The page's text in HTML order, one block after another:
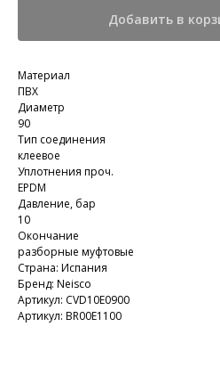
Добавить в
Материал
ПВХ
Диаметр
90
Тип соединения
клеевое
Уплотнения проч.
EPDM
Давление, бар
10
Окончание
разборные муфтовые
Страна: Испания
Бренд: Neisco
Артикул: CVD10E0900
Артикул: BR00E1100